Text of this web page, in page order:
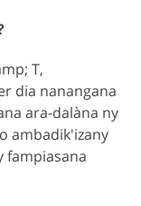
T,
dia nanangana
ara-dalàna ny
ambadik'izany
fampiasana